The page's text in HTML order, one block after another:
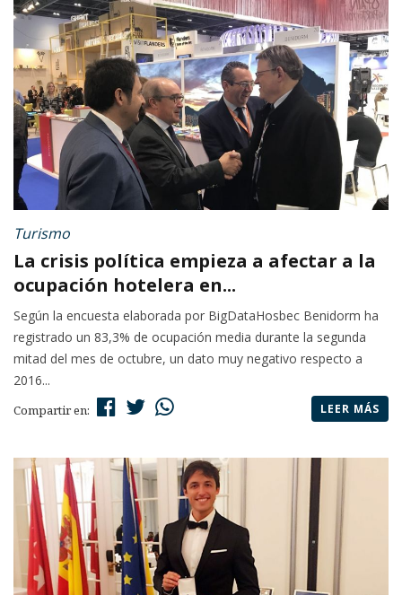
Turismo
La crisis política empieza a afectar a la
ocupación hotelera en...
Según la encuesta elaborada por BigDataHosbec Benidorm ha
registrado un 83,3% de ocupación media durante la segunda
mitad del mes de octubre, un dato muy negativo respecto a
2016...
Compartir en: LEER MÁS